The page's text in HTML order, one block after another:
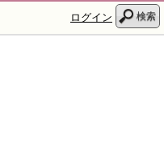
ログイン 検索